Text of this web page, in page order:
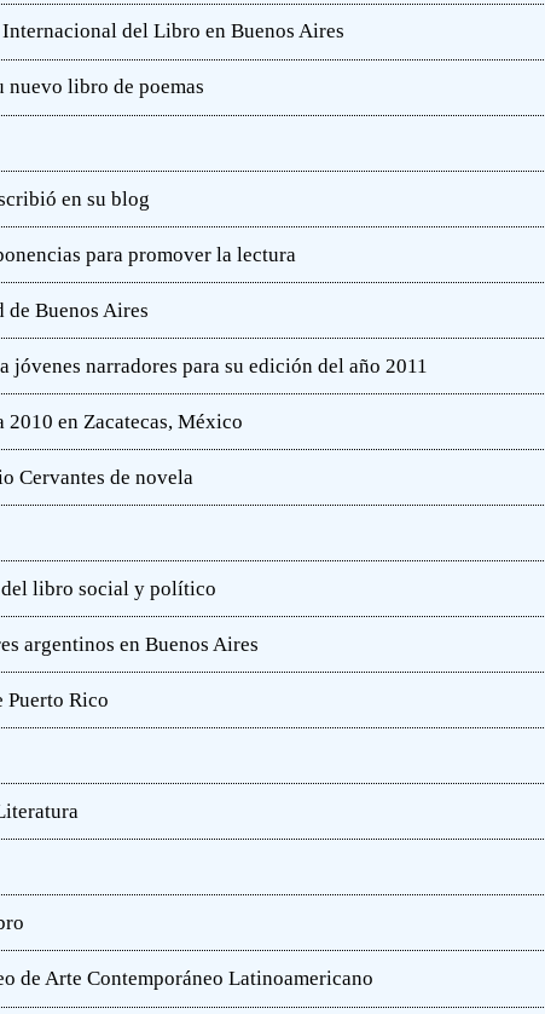
del Libro en Buenos Aires
nuevo libro de poemas
en su blog
para promover la lectura
Buenos Aires
narradores para su edición del año 2011
en Zacatecas, México
Cervantes de novela
del libro social y político
argentinos en Buenos Aires
Puerto Rico
de Arte Contemporáneo Latinoamericano